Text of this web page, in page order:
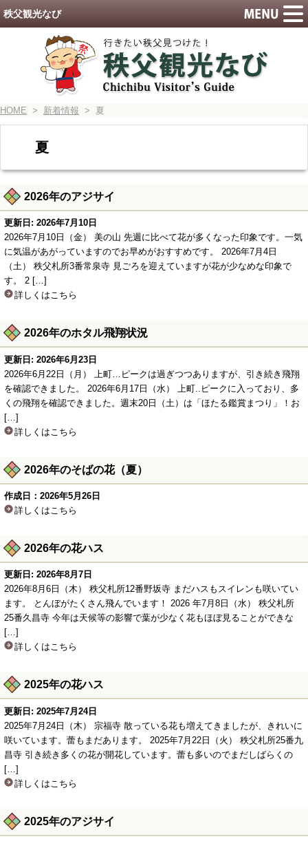
HOME > 新着情報 > 夏
夏
2026年のアジサイ
更新日: 2026年7月10日
2026年7月10日（金） 美の山 先週に比べて花が多くなった印象です。一気
に気温があがっていますのでお早めがおすすめです。 2026年7月4日
（土） 秩父札所3番常泉寺 見ごろを迎えていますが花が少なめな印象で
す。 2 […]
詳しくはこちら
2026年のホタル飛翔状況
更新日: 2026年6月23日
2026年6月22日（月） 上町…ピークは過ぎつつありますが、引き続き飛翔
を確認できました。 2026年6月17日（水） 上町..ピークに入っており、多
くの飛翔を確認できました。週末20日（土）は「ほたる鑑賞まつり」！お
[…]
詳しくはこちら
2026年のそばの花（夏）
作成日：2026年5月26日
詳しくはこちら
2026年の花ハス
更新日: 2026年8月7日
2026年8月6日（木） 秩父札所12番野坂寺 まだハスもスイレンも咲いてい
ます。 とんぼがたくさん飛んでいます！ 2026 年7月8日（水） 秩父札所
25番久昌寺 今年は天候等の影響で葉が少なく花もほぼ見ることができな
[…]
詳しくはこちら
2025年の花ハス
更新日: 2025年7月24日
2025年7月24日（木） 宗福寺 散っている花も増えてきましたが、きれいに
咲いています。蕾もまだあります。 2025年7月22日（火） 秩父札所25番九
昌寺 引き続き多くの花が開花しています。蕾も多いのでまだしばらくの
[…]
詳しくはこちら
2025年のアジサイ
秩父観光なび